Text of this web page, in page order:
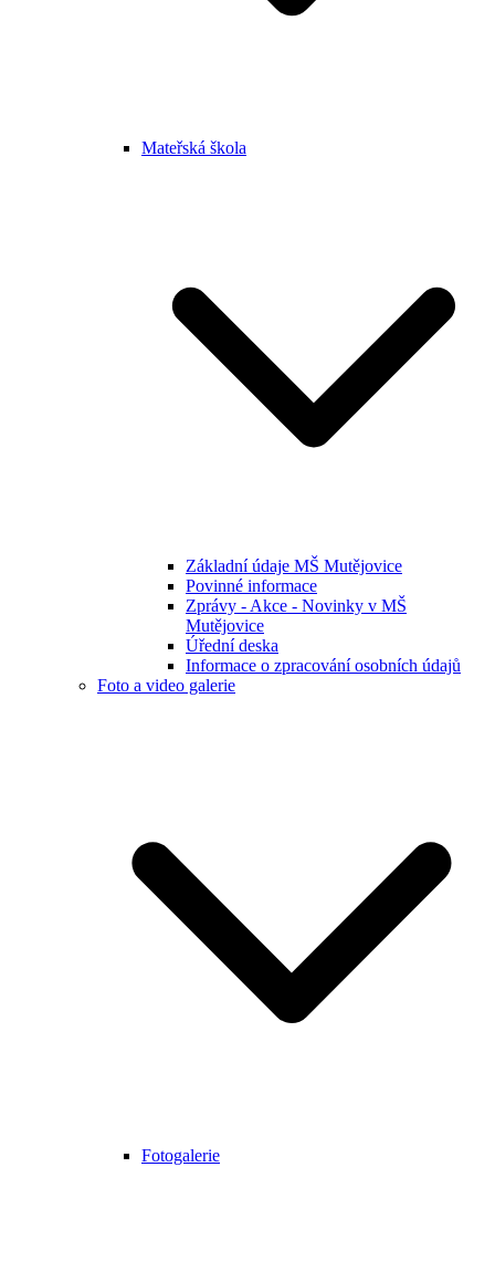
Mateřská škola
Základní údaje MŠ Mutějovice
Povinné informace
Zprávy - Akce - Novinky v MŠ
Mutějovice
Úřední deska
Informace o zpracování osobních údajů
Foto a video galerie
Fotogalerie